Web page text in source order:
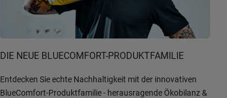
DIE NEUE BLUECOMFORT-PRODUKTFAMILIE
Entdecken Sie echte Nachhaltigkeit mit der innovativen
BlueComfort-Produktfamilie - herausragende Ökobilanz &